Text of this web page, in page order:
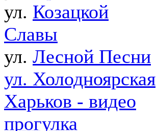
ул. Козацкой
Славы
ул. Лесной Песни
ул. Холодноярская
Харьков - видео
прогулка